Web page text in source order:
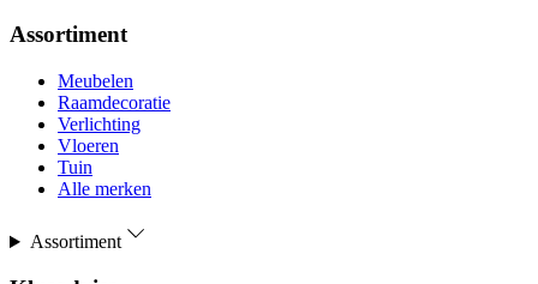
Assortiment
Meubelen
Raamdecoratie
Verlichting
Vloeren
Tuin
Alle merken
Assortiment